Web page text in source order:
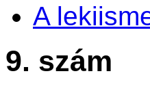
A
9. szám